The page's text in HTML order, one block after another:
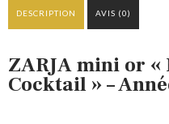
DESCRIPTION AVIS (0)
ZARJA mini or «
Cocktail » –